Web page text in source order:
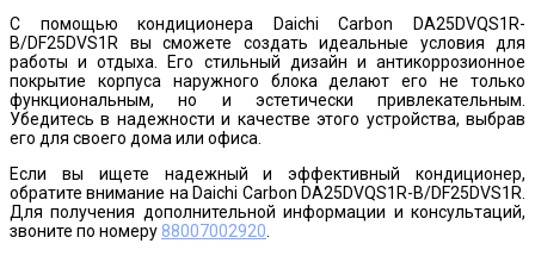
С помощью кондиционера Daichi Carbon DA25DVQS1R-
B/DF25DVS1R вы сможете создать идеальные условия для
работы и отдыха. Его стильный дизайн и антикоррозионное
покрытие корпуса наружного блока делают его не только
функциональным, но и эстетически привлекательным.
Убедитесь в надежности и качестве этого устройства, выбрав
его для своего дома или офиса.
Если вы ищете надежный и эффективный кондиционер,
обратите внимание на Daichi Carbon DA25DVQS1R-B/DF25DVS1R.
Для получения дополнительной информации и консультаций,
звоните по номеру 88007002920.